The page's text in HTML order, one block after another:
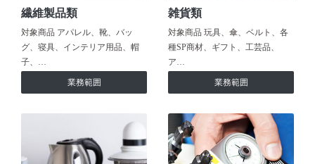
繊維製品類
対象商品 アパレル、靴、バッ
グ、寝具、インテリア用品、帽
子、…
業務範囲
雑貨類
対象商品 玩具、傘、ベルト、各
種SP商材、ギフト、工芸品、
ア…
業務範囲